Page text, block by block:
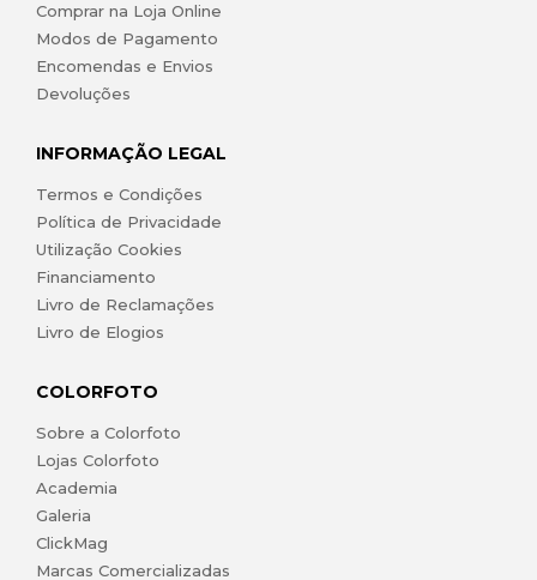
Comprar na Loja Online
Modos de Pagamento
Encomendas e Envios
Devoluções
INFORMAÇÃO LEGAL
Termos e Condições
Política de Privacidade
Utilização Cookies
Financiamento
Livro de Reclamações
Livro de Elogios
COLORFOTO
Sobre a Colorfoto
Lojas Colorfoto
Academia
Galeria
ClickMag
Marcas Comercializadas